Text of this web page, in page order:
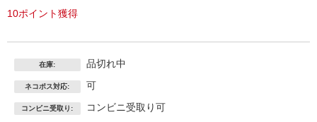
10ポイント獲得
在庫: 品切れ中
ネコポス対応: 可
コンビニ受取り: コンビニ受取り可